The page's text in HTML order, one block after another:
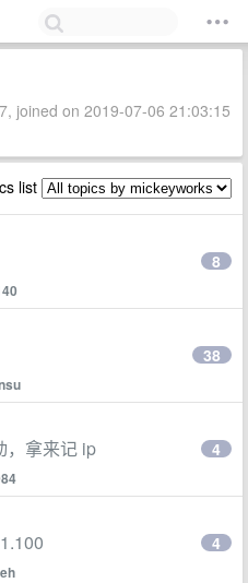
joined on 2019-07-06 21:03:15
list
8
38
，拿来记 ip 4
4